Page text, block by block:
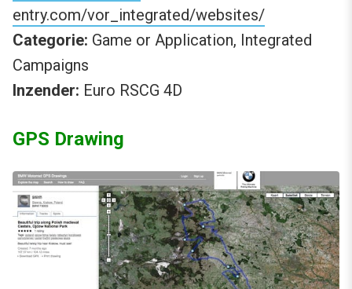
entry.com/vor_integrated/websites/
Categorie: Game or Application, Integrated
Campaigns
Inzender: Euro RSCG 4D
GPS Drawing